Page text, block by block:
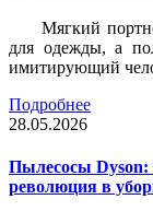
Мягкий
для одежды, а
имитирующий
Подробнее
28.05.2026
Пылесосы Dyson:
революция в